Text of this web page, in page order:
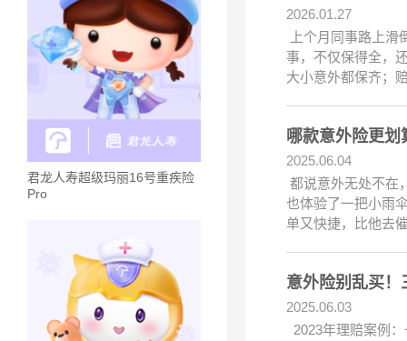
君龙人寿超级玛丽16号重疾险
Pro
2026.01.27
上个月同事路上
事，不仅保得全，
大小意外都保齐；
哪款意外险更划
2025.06.04
都说意外无处不在
也体验了一把小雨
单又快捷，比他去
意外险别乱买！
2025.06.03
2023年理赔案例